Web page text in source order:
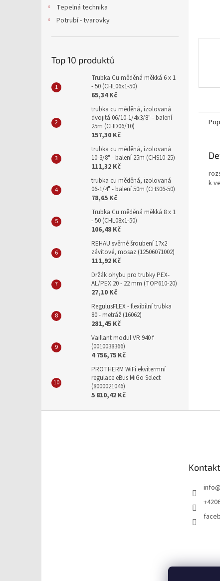
Tepelná technika
Potrubí - tvarovky
Top 10 produktů
Trubka Cu měděná měkká 6 x 1
- 50 (CHL06x1-50)
65,34 Kč
trubka cu měděná, izolovaná
dvojitá 06/10-1/4x3/8" - balení
25m (CHD06/10)
157,30 Kč
trubka cu měděná, izolovaná
10-3/8" - balení 25m (CHS10-25)
111,32 Kč
trubka cu měděná, izolovaná
06-1/4" - balení 50m (CHS06-50)
78,65 Kč
Trubka Cu měděná měkká 8 x 1
- 50 (CHL08x1-50)
106,48 Kč
REHAU svěrné šroubení 17x2
závitové, mosaz (12506071002)
111,92 Kč
Držák ohybu pro trubky PEX-
AL/PEX 20 - 22 mm (TOP610-20)
27,10 Kč
RegulusFLEX - flexibilní trubka
80 - metráž (16062)
281,45 Kč
Vaillant modul VR 940 f
(0010038366)
4 756,75 Kč
PROTHERM WiFi ekvitermní
regulace eBus MiGo Select
(8000021046)
5 810,42 Kč
k
Kontakt
info@